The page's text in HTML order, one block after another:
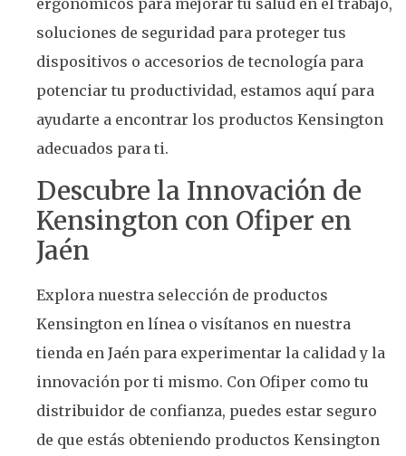
ergonómicos para mejorar tu salud en el trabajo,
soluciones de seguridad para proteger tus
dispositivos o accesorios de tecnología para
potenciar tu productividad, estamos aquí para
ayudarte a encontrar los productos Kensington
adecuados para ti.
Descubre la Innovación de
Kensington con Ofiper en
Jaén
Explora nuestra selección de productos
Kensington en línea o visítanos en nuestra
tienda en Jaén para experimentar la calidad y la
innovación por ti mismo. Con Ofiper como tu
distribuidor de confianza, puedes estar seguro
de que estás obteniendo productos Kensington